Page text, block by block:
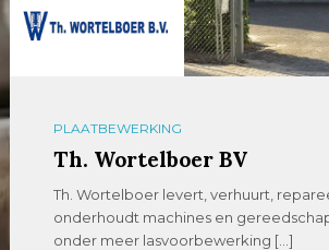
PLAATBEWERKING
Th. Wortelboer BV
Th. Wortelboer levert, verhuurt,
onderhoudt machines en
onder meer lasvoorbewerking […]